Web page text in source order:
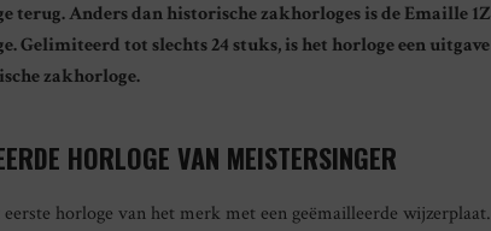
Anders dan historische zakhorloges is de Emaille 1Z
Gelimiteerd tot slechts 24 stuks, is het horloge een uitgave
zakhorloge.
HORLOGE VAN MEISTERSINGER
horloge van het merk met een geëmailleerde wijzerplaat.